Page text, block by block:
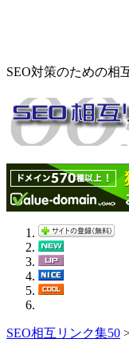
SEO対策のための相
SEO相互リンク集50